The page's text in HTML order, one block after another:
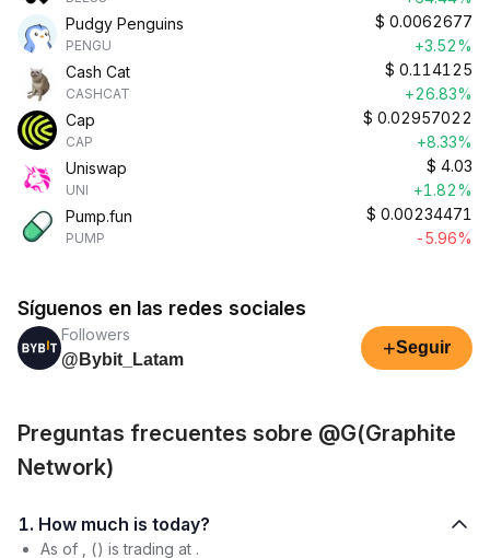
Pudgy Penguins
PENGU
$ 0.0062677
+3.52%
Cash Cat
CASHCAT
$ 0.114125
+26.83%
Cap
CAP
$ 0.02957022
+8.33%
Uniswap
UNI
$ 4.03
+1.82%
Pump.fun
PUMP
$ 0.00234471
-5.96%
Síguenos en las redes sociales
Followers
@Bybit_Latam
+Seguir
Preguntas frecuentes sobre @G(Graphite
Network)
1. How much is today?
As of , () is trading at .